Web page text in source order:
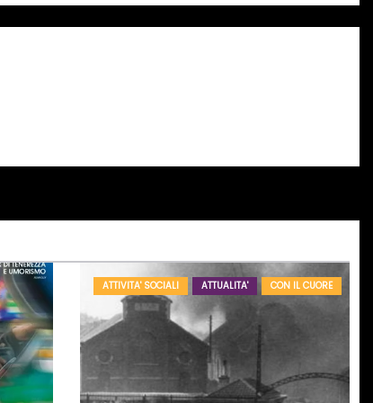
ATTIVITA' SOCIALI ATTUALITA' CON IL CUORE